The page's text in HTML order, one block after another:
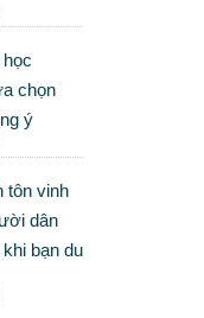
chọn
ý
tôn vinh
dân
bạn du